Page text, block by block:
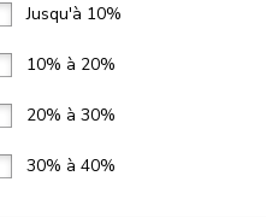
Jusqu'à 10%
10% à 20%
20% à 30%
30% à 40%